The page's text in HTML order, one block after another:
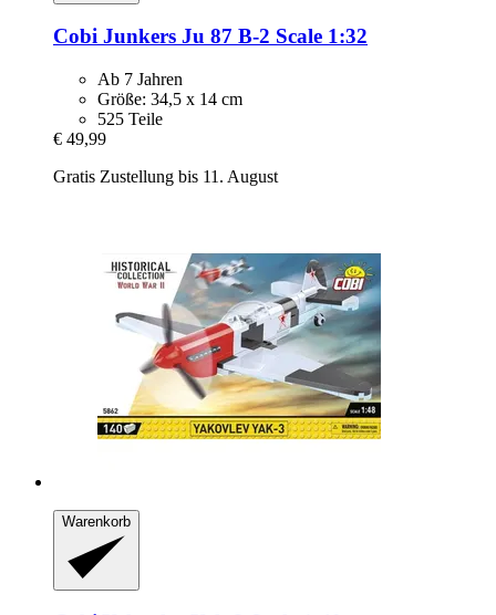
Cobi Junkers Ju 87 B-​2 Scale 1:32
Ab 7 Jahren
Größe: 34,5 x 14 cm
525 Teile
€ 49,99
Gratis Zustellung bis 11. August
Warenkorb